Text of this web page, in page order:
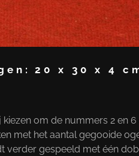
20 x 30 x 4
om de nummers 2 en
met het aantal gegooide
gespeeld met één